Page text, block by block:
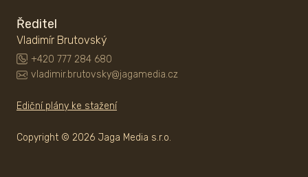
Ředitel
Vladimír Brutovský
+420 777 284 680
vladimir.brutovsky@jagamedia.cz
Ediční plány ke stažení
Copyright © 2026 Jaga Media s.r.o.